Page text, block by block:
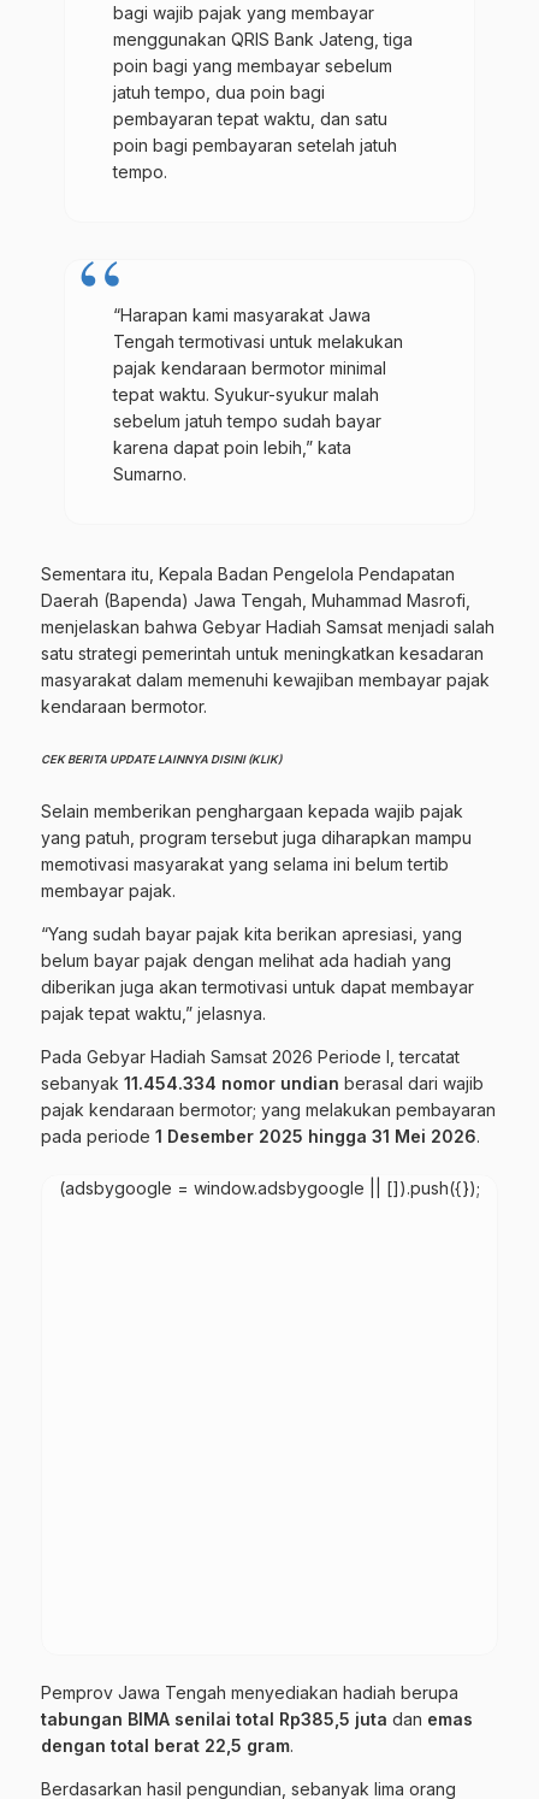
bagi wajib pajak yang membayar
menggunakan QRIS Bank Jateng, tiga
poin bagi yang membayar sebelum
jatuh tempo, dua poin bagi
pembayaran tepat waktu, dan satu
poin bagi pembayaran setelah jatuh
tempo.
“Harapan kami masyarakat Jawa
Tengah termotivasi untuk melakukan
pajak kendaraan bermotor minimal
tepat waktu. Syukur-syukur malah
sebelum jatuh tempo sudah bayar
karena dapat poin lebih,” kata
Sumarno.
Sementara itu, Kepala Badan Pengelola Pendapatan
Daerah (Bapenda) Jawa Tengah, Muhammad Masrofi,
menjelaskan bahwa Gebyar Hadiah Samsat menjadi salah
satu strategi pemerintah untuk meningkatkan kesadaran
masyarakat dalam memenuhi kewajiban membayar pajak
kendaraan bermotor.
CEK BERITA UPDATE LAINNYA DISINI (KLIK)
Selain memberikan penghargaan kepada wajib pajak
yang patuh, program tersebut juga diharapkan mampu
memotivasi masyarakat yang selama ini belum tertib
membayar pajak.
“Yang sudah bayar pajak kita berikan apresiasi, yang
belum bayar pajak dengan melihat ada hadiah yang
diberikan juga akan termotivasi untuk dapat membayar
pajak tepat waktu,” jelasnya.
Pada Gebyar Hadiah Samsat 2026 Periode I, tercatat
sebanyak 11.454.334 nomor undian berasal dari wajib
pajak kendaraan bermotor; yang melakukan pembayaran
pada periode 1 Desember 2025 hingga 31 Mei 2026.
(adsbygoogle = window.adsbygoogle || []).push({});
Pemprov Jawa Tengah menyediakan hadiah berupa
tabungan BIMA senilai total Rp385,5 juta dan emas
dengan total berat 22,5 gram.
Berdasarkan hasil pengundian, sebanyak lima orang